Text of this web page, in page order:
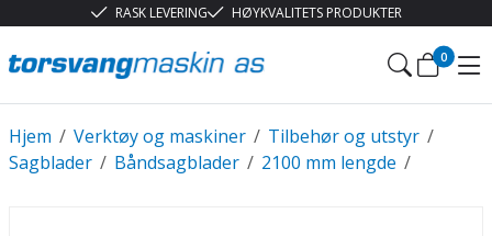
RASK LEVERING HØYKVALITETS PRODUKTER
0
/
Hjem /
Verktøy og maskiner /
Tilbehør og utstyr
/
Sagblader /
Båndsagblader /
2100 mm lengde